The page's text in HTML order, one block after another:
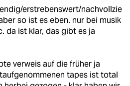
erstrebenswert/nachvollzie
so ist es eben. nur bei musik
da ist klar, das gibt es ja
verweis auf die früher ja
tapes ist total